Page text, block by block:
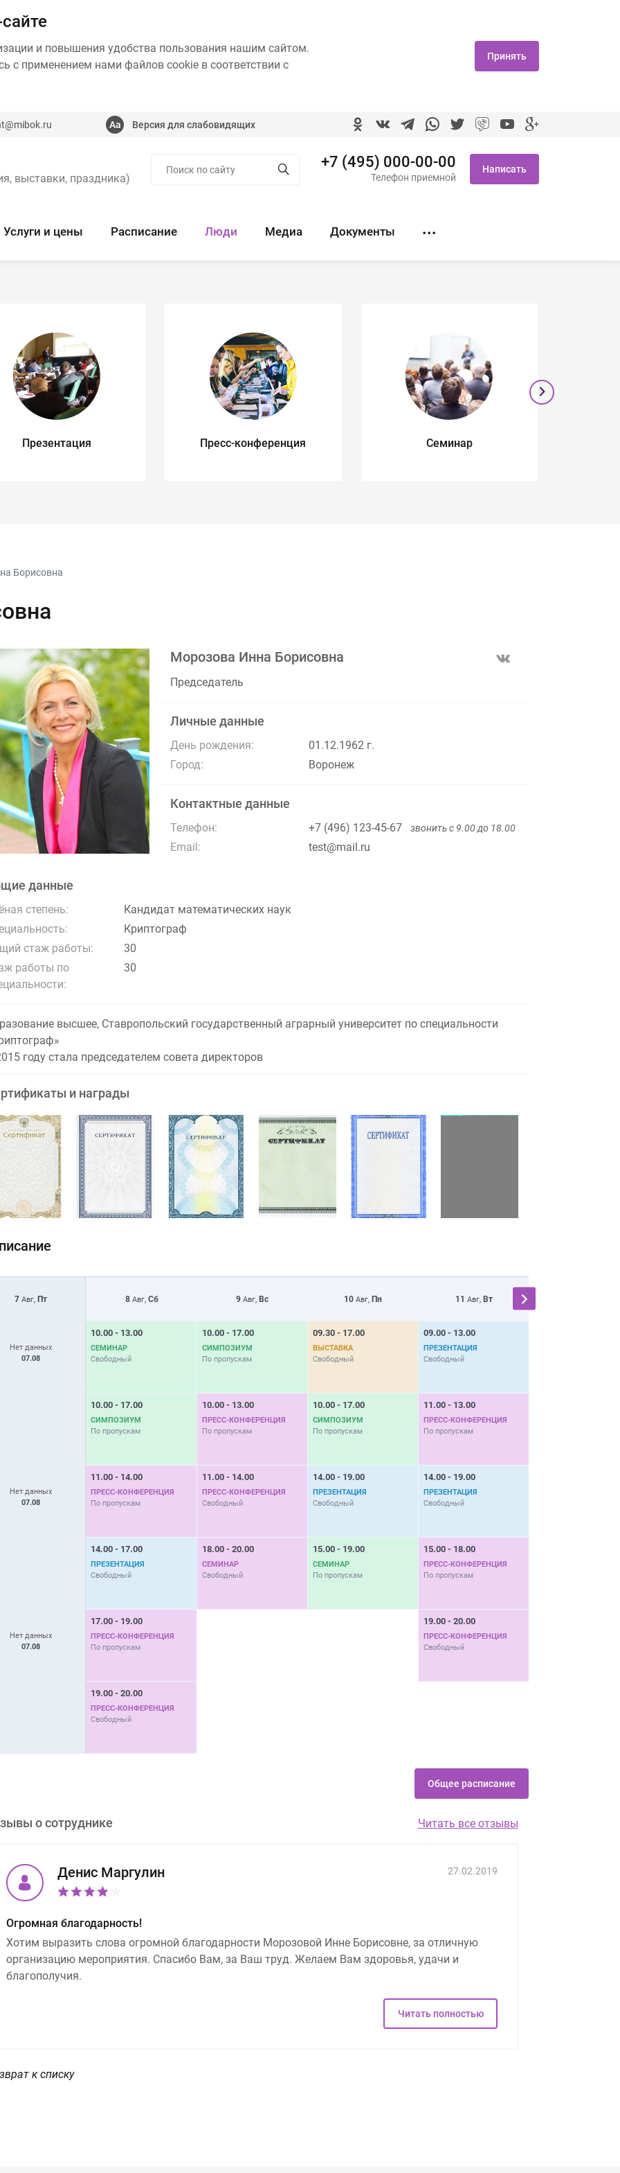
и повышения удобства пользования нашим сайтом.
с применением нами файлов cookie в соответствии с
Принять
Версия для слабовидящих
выставки, праздника)
+7 (495) 000-00-00
Телефон приемной
Написать
Услуги и цены Расписание Люди Медиа Документы
Презентация Пресс-конференция Семинар
Борисовна
Морозова Инна Борисовна
Председатель
Личные данные
День рождения:
01.12.1962 г.
Город:
Воронеж
Контактные данные
Телефон: +7 (496) 123-45-67 звонить с 9.00 до 18.00
Email: test@mail.ru
данные
степень:
Кандидат математических наук
Криптограф
стаж работы:
30
работы по
30
высшее, Ставропольский государственный аграрный университет по специальности
году стала председателем совета директоров
и награды
7Авг, Пт 8Авг, Сб 9 Авг, Вс 10 Авг, Пн 11 Авг, Вт
Нет данных
07.08
Нет данных
07.08
Нет данных
07.08
10.00 - 13.00
СЕМИНАР
Свободный
10.00 - 17.00
СИМПОЗИУМ
По пропускам
11.00 - 14.00
ПРЕСС-КОНФЕРЕНЦИЯ
По пропускам
14.00 - 17.00
ПРЕЗЕНТАЦИЯ
Свободный
17.00 - 19.00
ПРЕСС-КОНФЕРЕНЦИЯ
По пропускам
19.00 - 20.00
ПРЕСС-КОНФЕРЕНЦИЯ
Свободный
10.00 - 17.00
СИМПОЗИУМ
По пропускам
10.00 - 13.00
ПРЕСС-КОНФЕРЕНЦИЯ
По пропускам
11.00 - 14.00
ПРЕСС-КОНФЕРЕНЦИЯ
Свободный
18.00 - 20.00
СЕМИНАР
Свободный
09.30 - 17.00
ВЫСТАВКА
Свободный
10.00 - 17.00
СИМПОЗИУМ
По пропускам
14.00 - 19.00
ПРЕЗЕНТАЦИЯ
Свободный
15.00 - 19.00
СЕМИНАР
По пропускам
09.00 - 13.00
ПРЕЗЕНТАЦИЯ
Свободный
11.00 - 13.00
ПРЕСС-КОНФЕРЕНЦИЯ
По пропускам
14.00 - 19.00
ПРЕЗЕНТАЦИЯ
Свободный
15.00 - 18.00
ПРЕСС-КОНФЕРЕНЦИЯ
По пропускам
19.00 - 20.00
ПРЕСС-КОНФЕРЕНЦИЯ
Свободный
Общее расписание
о сотруднике Читать все отзывы
Денис Маргулин 27.02.2019
Огромная благодарность!
Хотим выразить слова огромной благодарности Морозовой Инне Борисовне, за отличную
организацию мероприятия. Спасибо Вам, за Ваш труд. Желаем Вам здоровья, удачи и
благополучия.
Читать полностью
к списку